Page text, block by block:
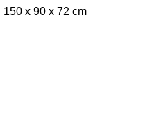
x 90 x 72 cm